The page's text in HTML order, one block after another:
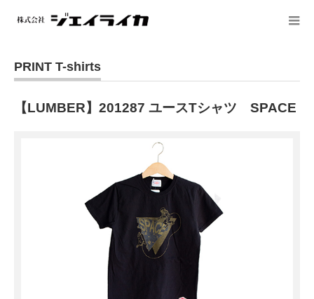
PRINT T-shirts
【LUMBER】201287 ユースTシャツ SPACE